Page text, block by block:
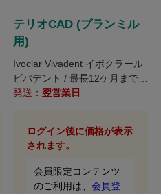
テリオCAD (プランミル
用)
Ivoclar Vivadent イボクラール
ビバデント / 最長12ケ月までの
テンポラリーに使用できるPM
発送： 翌営業日
ログイン後に価格が表示
されます。
会員限定コンテンツ
のご利用は、 会員登